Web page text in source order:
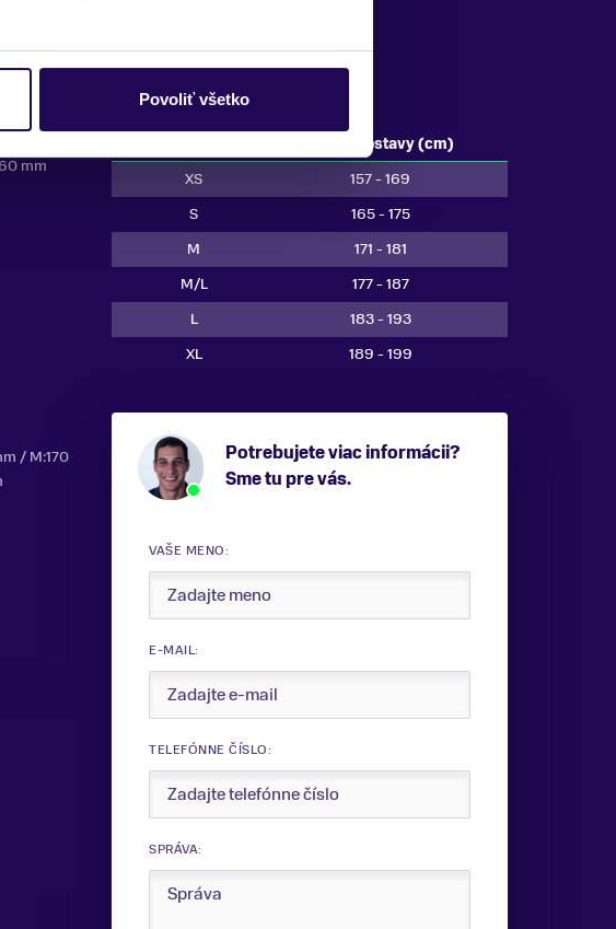
Povoliť všetko
mm
/ M:170
Výška postavy (cm)
XS
157 - 169
S
165 - 175
M
171 - 181
M/L
177 - 187
L
183 - 193
XL
189 - 199
Potrebujete viac informácii?
Sme tu pre vás.
VAŠE MENO:
E-MAIL:
TELEFÓNNE ČÍSLO:
SPRÁVA: